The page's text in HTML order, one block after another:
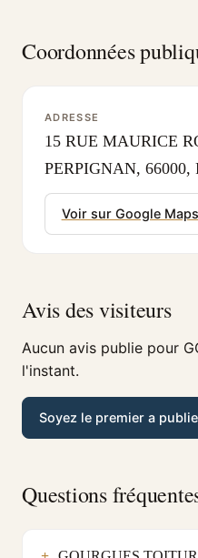
Coordonnées
ADRESSE
15 RUE MAURICE
PERPIGNAN, 66000,
Voir sur Google Maps
Avis des visiteurs
Aucun avis publie pour
l'instant.
Soyez le premier a
Questions